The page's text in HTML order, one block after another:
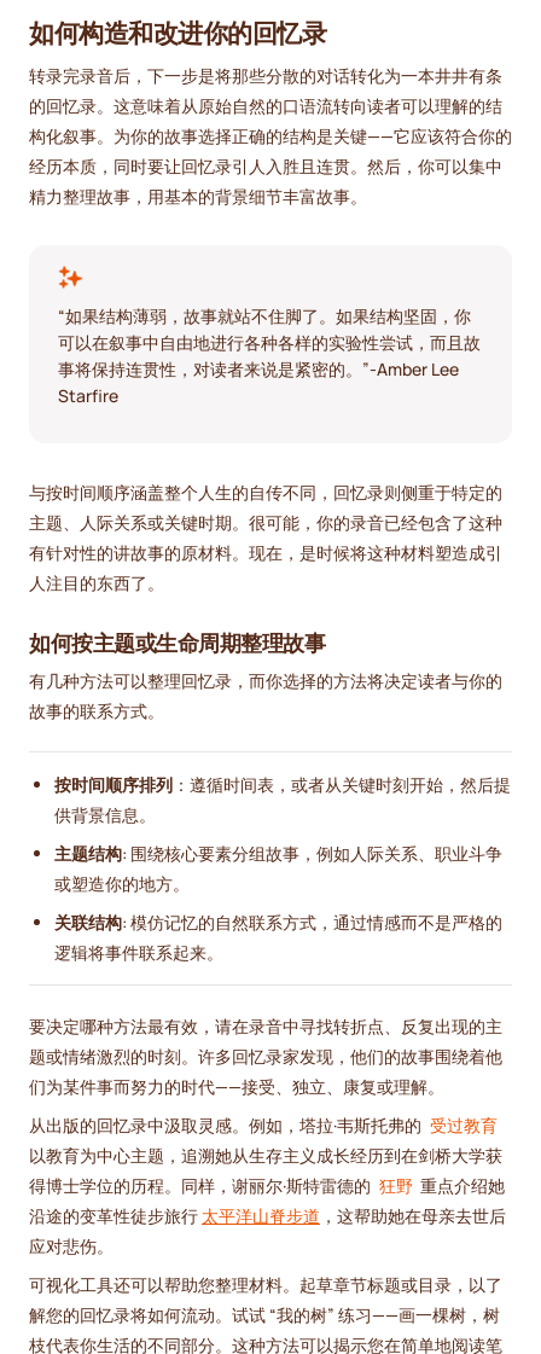
如何构造和改进你的回忆录
转录完录音后，下一步是将那些分散的对话转化为一本井井有条
的回忆录。这意味着从原始自然的口语流转向读者可以理解的结
构化叙事。为你的故事选择正确的结构是关键——它应该符合你的
经历本质，同时要让回忆录引人入胜且连贯。然后，你可以集中
精力整理故事，用基本的背景细节丰富故事。
“如果结构薄弱，故事就站不住脚了。如果结构坚固，你
可以在叙事中自由地进行各种各样的实验性尝试，而且故
事将保持连贯性，对读者来说是紧密的。”-Amber Lee
Starfire
与按时间顺序涵盖整个人生的自传不同，回忆录则侧重于特定的
主题、人际关系或关键时期。很可能，你的录音已经包含了这种
有针对性的讲故事的原材料。现在，是时候将这种材料塑造成引
人注目的东西了。
如何按主题或生命周期整理故事
有几种方法可以整理回忆录，而你选择的方法将决定读者与你的
故事的联系方式。
按时间顺序排列 ：遵循时间表，或者从关键时刻开始，然后提
供背景信息。
主题结构: 围绕核心要素分组故事，例如人际关系、职业斗争
或塑造你的地方。
关联结构: 模仿记忆的自然联系方式，通过情感而不是严格的
逻辑将事件联系起来。
要决定哪种方法最有效，请在录音中寻找转折点、反复出现的主
题或情绪激烈的时刻。许多回忆录家发现，他们的故事围绕着他
们为某件事而努力的时代——接受、独立、康复或理解。
从出版的回忆录中汲取灵感。例如，塔拉·韦斯托弗的 受过教育
以教育为中心主题，追溯她从生存主义成长经历到在剑桥大学获
得博士学位的历程。同样，谢丽尔·斯特雷德的 狂野 重点介绍她
沿途的变革性徒步旅行 太平洋山脊步道 ，这帮助她在母亲去世后
应对悲伤。
可视化工具还可以帮助您整理材料。起草章节标题或目录，以了
解您的回忆录将如何流动。试试 “我的树” 练习——画一棵树，树
枝代表你生活的不同部分。这种方法可以揭示您在简单地阅读笔